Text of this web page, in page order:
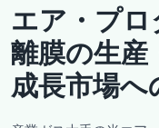
エア・プ
離膜の生産
成長市場へ